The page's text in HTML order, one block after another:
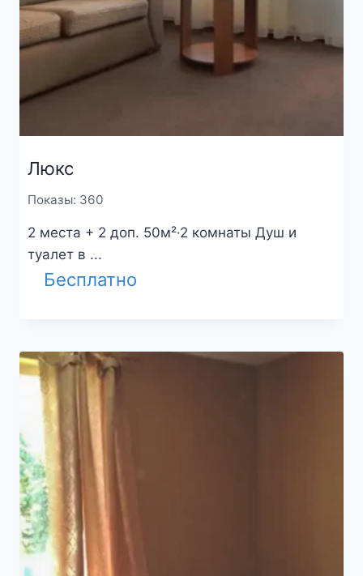
Люкс
Показы: 360
2 места + 2 доп. 50м²·2 комнаты Душ и
туалет в ...
Бесплатно